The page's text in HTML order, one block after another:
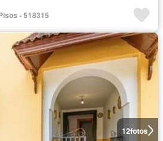
- 518315
12fotos